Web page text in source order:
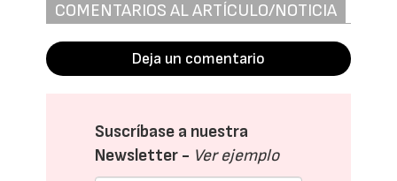
COMENTARIOS AL ARTÍCULO/NOTICIA
Deja un comentario
Suscríbase a nuestra
Newsletter - Ver ejemplo